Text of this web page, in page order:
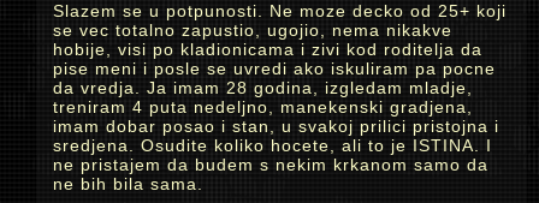
Slazem se u potpunosti. Ne moze decko od 25+ koji
se vec totalno zapustio, ugojio, nema nikakve
hobije, visi po kladionicama i zivi kod roditelja da
pise meni i posle se uvredi ako iskuliram pa pocne
da vredja. Ja imam 28 godina, izgledam mladje,
treniram 4 puta nedeljno, manekenski gradjena,
imam dobar posao i stan, u svakoj prilici pristojna i
sredjena. Osudite koliko hocete, ali to je ISTINA. I
ne pristajem da budem s nekim krkanom samo da
ne bih bila sama.